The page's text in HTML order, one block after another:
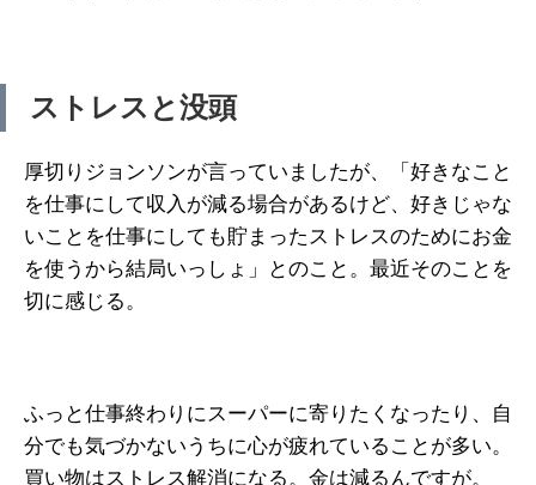
ストレスと没頭
厚切りジョンソンが言っていましたが、「好きなこと
を仕事にして収入が減る場合があるけど、好きじゃな
いことを仕事にしても貯まったストレスのためにお金
を使うから結局いっしょ」とのこと。最近そのことを
切に感じる。
ふっと仕事終わりにスーパーに寄りたくなったり、自
分でも気づかないうちに心が疲れていることが多い。
買い物はストレス解消になる。金は減るんですが。